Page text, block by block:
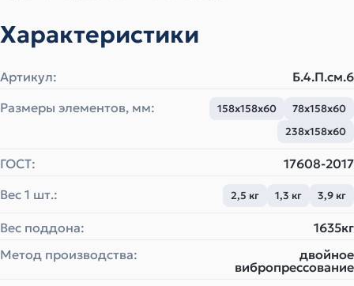
Характеристики
Артикул:
Б.4.П.см.6
Размеры элементов, мм:
158х158х60
78х158х60
238х158х60
ГОСТ:
17608-2017
Вес 1 шт.:
2,5 кг 1,3 кг 3,9 кг
Вес поддона:
1635кг
Метод производства:
двойное
вибропрессование